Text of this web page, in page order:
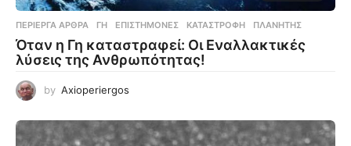
ΠΕΡΊΕΡΓΑ ΆΡΘΡΑ ΓΗ ,ΕΠΙΣΤΉΜΟΝΕΣ ,ΚΑΤΑΣΤΡΟΦΉ ,ΠΛΑΝΉΤΗΣ
Όταν η Γη καταστραφεί: Οι Εναλλακτικές
λύσεις της Ανθρωπότητας!
by Axioperiergos